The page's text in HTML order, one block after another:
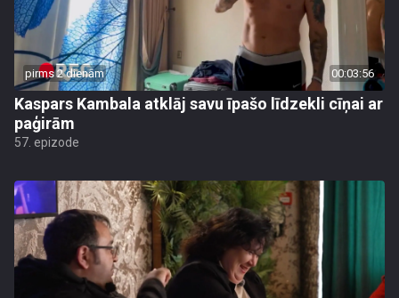
pirms 2 dienām 00:03:56
Kaspars Kambala atklāj savu īpašo līdzekli cīņai ar
paģirām
57. epizode